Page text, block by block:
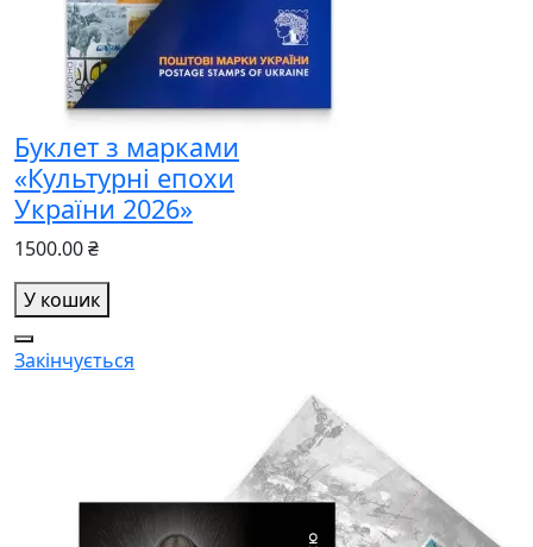
Буклет з марками
«Культурні епохи
України 2026»
1500.00 ₴
У кошик
Закінчується